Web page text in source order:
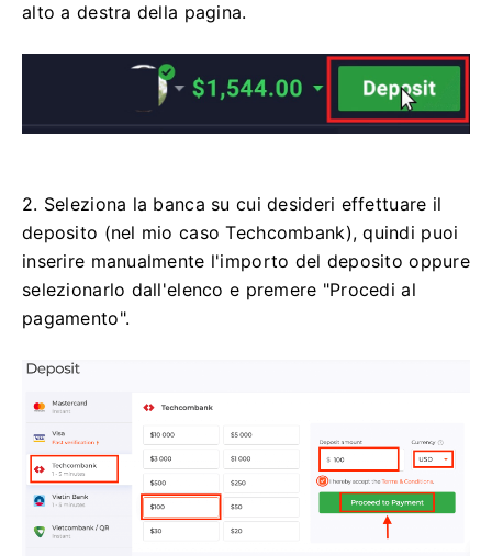
alto a destra della pagina.
2. Seleziona la banca su cui desideri effettuare il
deposito (nel mio caso Techcombank), quindi puoi
inserire manualmente l'importo del deposito oppure
selezionarlo dall'elenco e premere "Procedi al
pagamento".